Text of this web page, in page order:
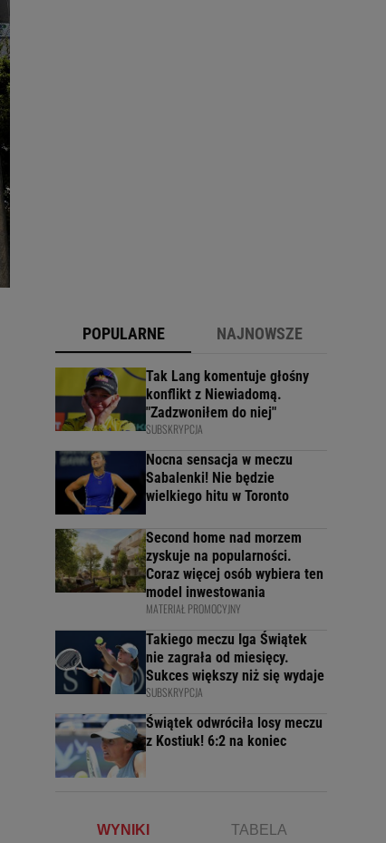
POPULARNE NAJNOWSZE
Tak Lang komentuje głośny
konflikt z Niewiadomą.
"Zadzwoniłem do niej"
SUBSKRYPCJA
Nocna sensacja w meczu
Sabalenki! Nie będzie
wielkiego hitu w Toronto
Second home nad morzem
zyskuje na popularności.
Coraz więcej osób wybiera ten
model inwestowania
MATERIAŁ PROMOCYJNY
Takiego meczu Iga Świątek
nie zagrała od miesięcy.
Sukces większy niż się wydaje
SUBSKRYPCJA
Świątek odwróciła losy meczu
z Kostiuk! 6:2 na koniec
WYNIKI TABELA